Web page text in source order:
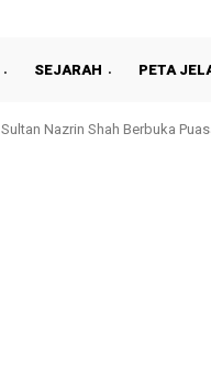
SEJARAH PETA
Sultan Nazrin Shah Berbuka